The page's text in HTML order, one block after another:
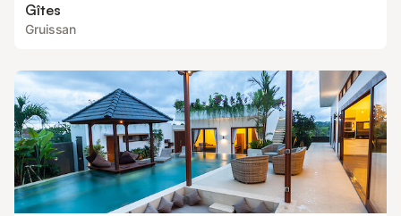
Gîtes
Gruissan